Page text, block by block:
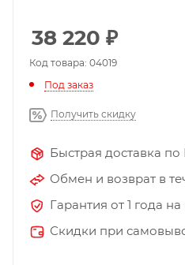
38 220 ₽
Код товара: 04019
Под заказ
Получить скидку
Быстрая доставка
Обмен и возврат в
Гарантия от 1 года
Скидки при